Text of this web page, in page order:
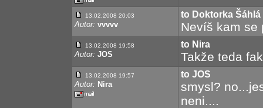
13.02.2008 20:03
Autor: vvvvv
to Doktorka Šáhlá
Nevíš kam se
13.02.2008 19:58
Autor: JOS
to Nira
Takže teda
13.02.2008 19:57
Autor: Nira
to JOS
smysl?
neni....